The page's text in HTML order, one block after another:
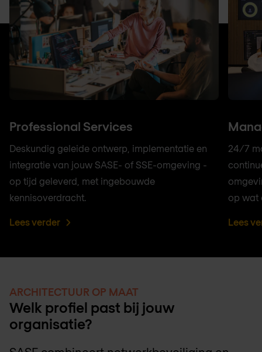
Professional Services
Deskundig geleide ontwerp, implementatie en
integratie van jouw SASE- of SSE-omgeving -
op tijd geleverd, met ingebouwde
kennisoverdracht.
Lees verder
24/7
op wat
Lees
ARCHITECTUUR OP MAAT
Welk profiel past bij jouw
organisatie?